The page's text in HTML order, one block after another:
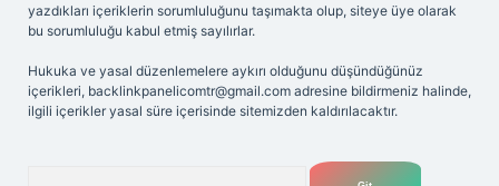
yazdıkları içeriklerin sorumluluğunu taşımakta olup, siteye üye olarak
bu sorumluluğu kabul etmiş sayılırlar.
Hukuka ve yasal düzenlemelere aykırı olduğunu düşündüğünüz
içerikleri, backlinkpanelicomtr@gmail.com adresine bildirmeniz halinde,
ilgili içerikler yasal süre içerisinde sitemizden kaldırılacaktır.